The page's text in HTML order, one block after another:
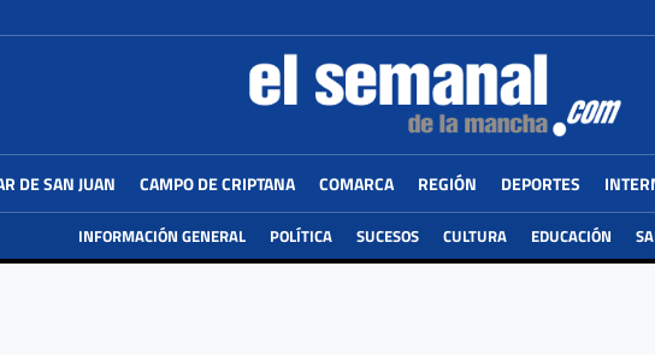
DE SAN JUAN CAMPO DE CRIPTANA COMARCA REGIÓN DEPORTES
INFORMACIÓN GENERAL POLÍTICA SUCESOS CULTURA EDUCACIÓN